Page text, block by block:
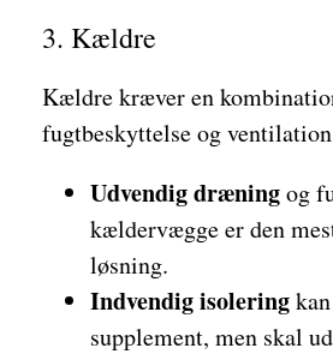
3. Kældre
Kældre kræver en
fugtbeskyttelse og
Udvendig dræningog
kældervægge er den
løsning.
Indvendig isolering
supplement, men skal